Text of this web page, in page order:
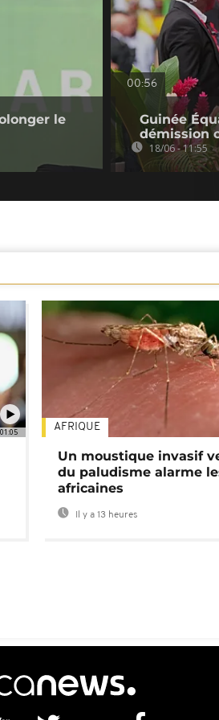
le
00:56
Guinée
démission
18/06 - 11:55
01:05 AFRIQUE
Un moustique invasif
du paludisme alarme
africaines
Il y a 13 heures